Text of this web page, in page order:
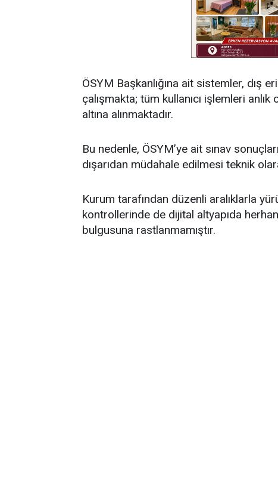
ÖSYM Başkanlığına ait sistemler, dış
çalışmakta; tüm kullanıcı işlemleri
altına alınmaktadır.
Bu nedenle, ÖSYM’ye ait sınav
dışarıdan müdahale edilmesi teknik
Kurum tarafından düzenli aralıklarla
kontrollerinde de dijital altyapıda
bulgusuna rastlanmamıştır.